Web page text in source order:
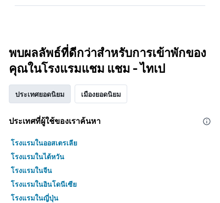
พบผลลัพธ์ที่ดีกว่าสำหรับการเข้าพักของ
คุณในโรงแรมแชม แชม - ไทเป
ประเทศยอดนิยม เมืองยอดนิยม
ประเทศที่ผู้ใช้ของเราค้นหา
โรงแรมในออสเตรเลีย
โรงแรมในไต้หวัน
โรงแรมในจีน
โรงแรมในอินโดนีเซีย
โรงแรมในญี่ปุ่น